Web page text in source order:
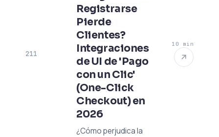
211
Registrarse
Pierde
Clientes?
Integraciones
de UI de 'Pago
con un Clic'
(One-Click
Checkout) en
2026
¿Cómo perjudica la
10 min